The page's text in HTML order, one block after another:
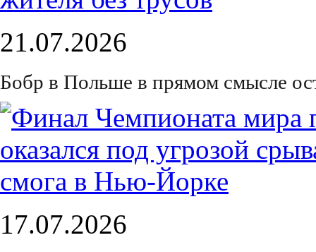
21.07.2026
Бобр в Польше в прямом смысле
17.07.2026